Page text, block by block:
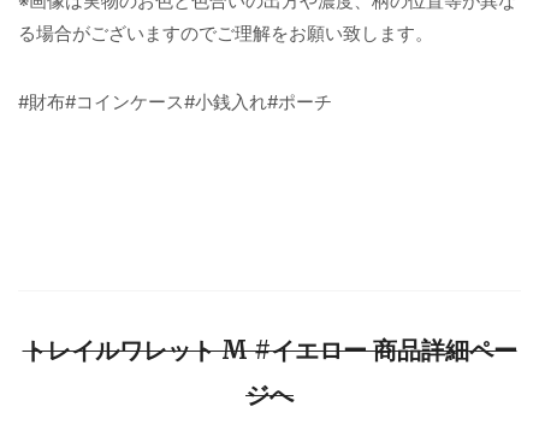
る場合がございますのでご理解をお願い致します。
#財布#コインケース#小銭入れ#ポーチ
トレイルワレット M #イエロー 商品詳細ペー
ジへ